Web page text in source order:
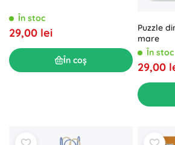
În stoc
29,00 lei
În coș
Puzzle
mare
În stoc
29,00